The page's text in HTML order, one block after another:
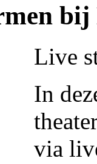
Live
In
via